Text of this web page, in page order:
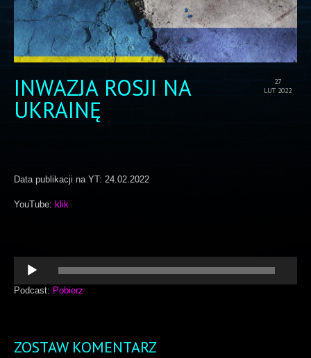
KONTAKT
LOGOWANIE
27
LUT 2022
INWAZJA ROSJI NA
UKRAINĘ
Data publikacji na YT: 24.02.2022
YouTube: klik
Odtwarzacz
plików
dźwiękowych
Podcast: Pobierz
ZOSTAW KOMENTARZ